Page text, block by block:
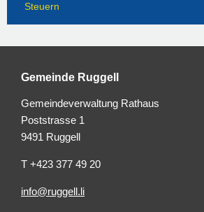
Steuern
Gemeinde Ruggell
Gemeindeverwaltung Rathaus
Poststrasse 1
9491 Ruggell
T +423 377 49 20
info@ruggell.li